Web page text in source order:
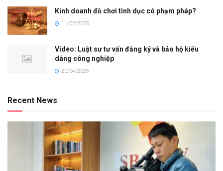
Kinh doanh đồ chơi tình dục có phạm pháp?
11/02/2025
Video: Luật sư tư vấn đăng ký và bảo hộ kiểu
dáng công nghiệp
20/04/2025
Recent News